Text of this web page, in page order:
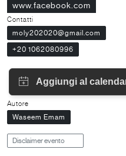
www.facebook.com
Contatti
moly202020@gmail.com
+20 1062080996
Autore
Waseem Emam
Disclaimer evento